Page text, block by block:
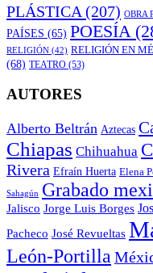
PLÁSTICA (207) OBRA
PAÍSES (65) POESÍA
RELIGIÓN (42) RELIGIÓN EN
(68) TEATRO (53)
AUTORES
Alberto Beltrán Aztecas
Chiapas Chihuahua
Rivera Efraín Huerta Elena
Sahagún Grabado
Jalisco Jorge Luis Borges
Pacheco José Revueltas
León-Portilla